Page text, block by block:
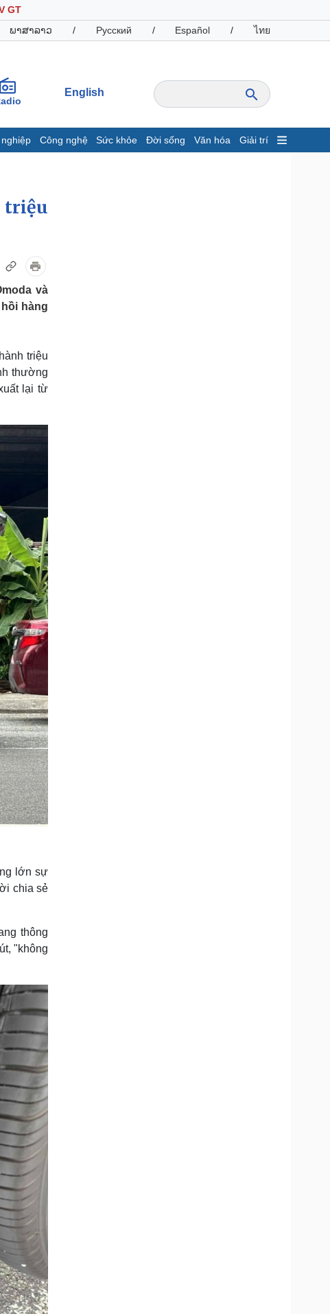
GT
ພາສາລາວ / Русский / Español / ไทย
English
Công nghệ Sức khỏe Đời sống Văn hóa Giải trí
Khởi nghiệp
Doanh nghiệp
Thông tin doanh nghiệp
Doanh nghiệp 24h
Du lịch
check-in
triệu
và
hàng
triệu
thường
lại từ
lớn sự
chia sẻ
thông
"không